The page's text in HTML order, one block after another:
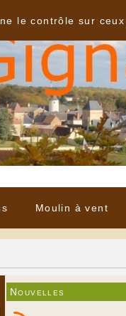
Moulin à vent
Nouvelles
le contrôle sur